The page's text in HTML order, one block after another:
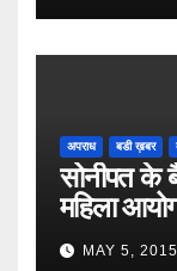
अपराध बडी ख़बर
सोनीपत के
महिला
MAY 5, 2015